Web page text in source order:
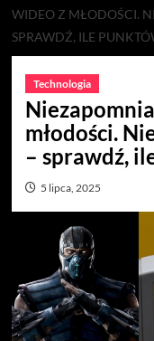
WIDEO Z MŁODOŚCI.
SPRAWDŹ, ILE
Technologia
młodości.
– sprawdź,
5 lipca, 2025